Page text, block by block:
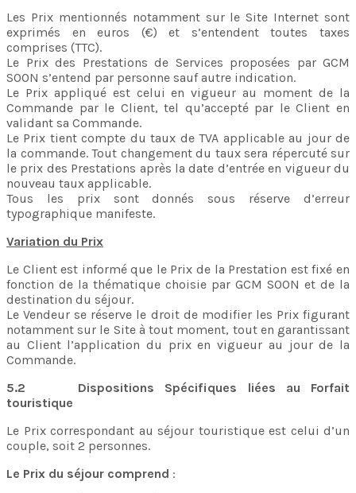
Les Prix mentionnés notamment sur le Site Internet sont
exprimés en euros (€) et s’entendent toutes taxes
comprises (TTC).
Le Prix des Prestations de Services proposées par GCM
SOON s’entend par personne sauf autre indication.
Le Prix appliqué est celui en vigueur au moment de la
Commande par le Client, tel qu’accepté par le Client en
validant sa Commande.
Le Prix tient compte du taux de TVA applicable au jour de
la commande. Tout changement du taux sera répercuté sur
le prix des Prestations après la date d’entrée en vigueur du
nouveau taux applicable.
Tous les prix sont donnés sous réserve d’erreur
typographique manifeste.
Variation du Prix
Le Client est informé que le Prix de la Prestation est fixé en
fonction de la thématique choisie par GCM SOON et de la
destination du séjour.
Le Vendeur se réserve le droit de modifier les Prix figurant
notamment sur le Site à tout moment, tout en garantissant
au Client l’application du prix en vigueur au jour de la
Commande.
5.2 Dispositions Spécifiques liées au Forfait
touristique
Le Prix correspondant au séjour touristique est celui d’un
couple, soit 2 personnes.
Le Prix du séjour comprend :